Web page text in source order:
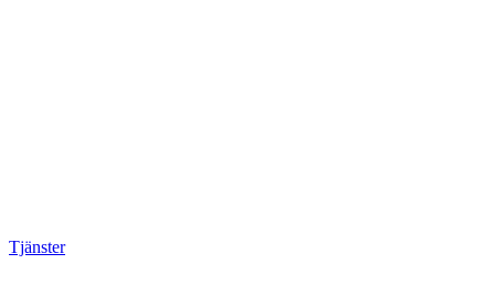
Tjänster